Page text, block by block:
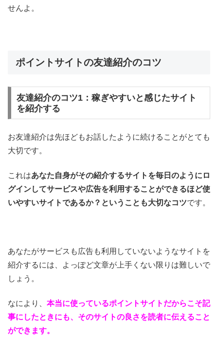
せんよ。
ポイントサイトの友達紹介のコツ
友達紹介のコツ1：稼ぎやすいと感じたサイト
を紹介する
お友達紹介は先ほどもお話したように続けることがとても
大切です。
これはあなた自身がその紹介するサイトを毎日のようにロ
グインしてサービスや広告を利用することができるほど使
いやすいサイトであるか？ということも大切なコツです。
あなたがサービスも広告も利用していないようなサイトを
紹介するには、よっぽど文章が上手くない限りは難しいで
しょう。
なにより、 本当に使っているポイントサイトだからこそ記
事にしたときにも、そのサイトの良さを読者に伝えること
ができます。